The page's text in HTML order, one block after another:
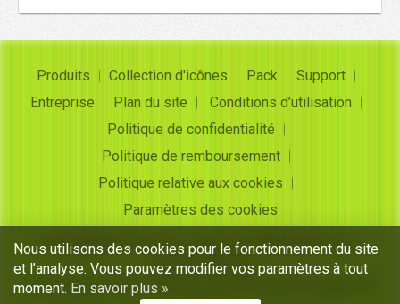
Produits Collection d'icônes Pack
Support
Entreprise
Plan du site
Conditions d’utilisation
Politique de confidentialité
Politique de remboursement
Politique relative aux cookies
Paramètres des cookies
Copyright ©Insofta Development 2004-2026. Tous
droits réservés
Ensembles d'icônes gratuits, convertisseur d'images en
Nous utilisons des cookies pour le fonctionnement du site
et l’analyse. Vous pouvez modifier vos paramètres à tout
moment. En savoir plus »